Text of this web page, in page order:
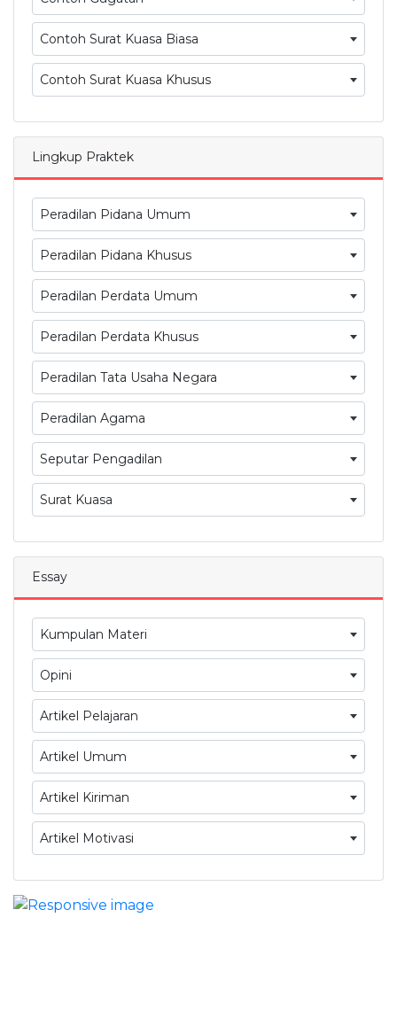
Contoh Surat Kuasa Biasa
Contoh Surat Kuasa Khusus
Lingkup Praktek
Peradilan Pidana Umum
Peradilan Pidana Khusus
Peradilan Perdata Umum
Peradilan Perdata Khusus
Peradilan Tata Usaha Negara
Peradilan Agama
Seputar Pengadilan
Surat Kuasa
Essay
Kumpulan Materi
Opini
Artikel Pelajaran
Artikel Umum
Artikel Kiriman
Artikel Motivasi